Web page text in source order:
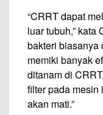
“CRRT dapat
luar tubuh,” kata
bakteri biasanya
memiki banyak
ditanam di
filter pada mesin
akan mati.”